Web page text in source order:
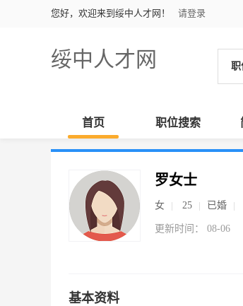
您好，欢迎来到绥中人才网！ 请登录
绥中人才网 职
首页 职位搜索
罗女士
女 25 已婚
更新时间： 08-06
基本资料